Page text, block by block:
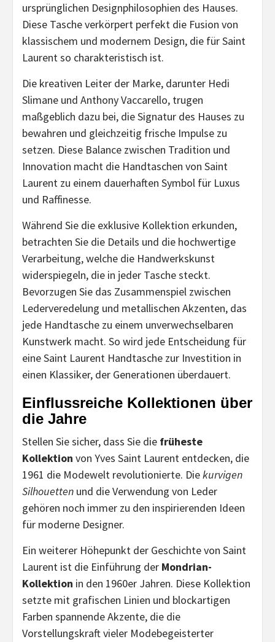
ursprünglichen Designphilosophien des Hauses.
Diese Tasche verkörpert perfekt die Fusion von
klassischem und modernem Design, die für Saint
Laurent so charakteristisch ist.
Die kreativen Leiter der Marke, darunter Hedi
Slimane und Anthony Vaccarello, trugen
maßgeblich dazu bei, die Signatur des Hauses zu
bewahren und gleichzeitig frische Impulse zu
setzen. Diese Balance zwischen Tradition und
Innovation macht die Handtaschen von Saint
Laurent zu einem dauerhaften Symbol für Luxus
und Raffinesse.
Während Sie die exklusive Kollektion erkunden,
betrachten Sie die Details und die hochwertige
Verarbeitung, welche die Handwerkskunst
widerspiegeln, die in jeder Tasche steckt.
Bevorzugen Sie das Zusammenspiel zwischen
Lederveredelung und metallischen Akzenten, das
jede Handtasche zu einem unverwechselbaren
Kunstwerk macht. So wird jede Entscheidung für
eine Saint Laurent Handtasche zur Investition in
einen Klassiker, der Generationen überdauert.
Einflussreiche Kollektionen über
die Jahre
Stellen Sie sicher, dass Sie die früheste
Kollektion von Yves Saint Laurent entdecken, die
1961 die Modewelt revolutionierte. Diekurvigen
Silhouetten und die Verwendung von Leder
gehören noch immer zu den inspirierenden Ideen
für moderne Designer.
Ein weiterer Höhepunkt der Geschichte von Saint
Laurent ist die Einführung der Mondrian-
Kollektion in den 1960er Jahren. Diese Kollektion
setzte mit grafischen Linien und blockartigen
Farben spannende Akzente, die die
Vorstellungskraft vieler Modebegeisterter